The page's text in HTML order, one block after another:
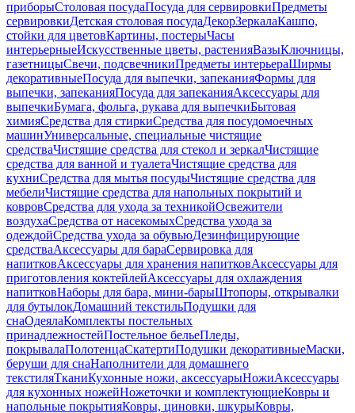
приборыСтоловая посудаПосуда для сервировкиПредметы
сервировкиДетская столовая посудаДекорЗеркалаКашпо,
стойки для цветовКартины, постерыЧасы
интерьерныеИскусственные цветы, растенияВазыКлючницы,
газетницыСвечи, подсвечникиПредметы интерьераШирмы
декоративныеПосуда для выпечки, запеканияФормы для
выпечки, запеканияПосуда для запеканияАксессуары для
выпечкиБумага, фольга, рукава для выпечкиБытовая
химияСредства для стиркиСредства для посудомоечных
машинУниверсальные, специальные чистящие
средстваЧистящие средства для стекол и зеркалЧистящие
средства для ванной и туалетаЧистящие средства для
кухниСредства для мытья посудыЧистящие средства для
мебелиЧистящие средства для напольных покрытий и
ковровСредства для ухода за техникойОсвежители
воздухаСредства от насекомыхСредства ухода за
одеждойСредства ухода за обувьюДезинфицирующие
средстваАксессуары для бараСервировка для
напитковАксессуары для хранения напитковАксессуары для
приготовления коктейлейАксессуары для охлаждения
напитковНаборы для бара, мини-барыШтопоры, открывалки
для бутылокДомашний текстильПодушки для
снаОдеялаКомплекты постельных
принадлежностейПостельное бельеПледы,
покрывалаПолотенцаСкатертиПодушки декоративныеМаски,
беруши для снаНаполнители для домашнего
текстиляТканиКухонные ножи, аксессуарыНожиАксессуары
для кухонных ножейНожеточки и комплектующиеКовры и
напольные покрытияКовры, циновки, шкурыКовры,